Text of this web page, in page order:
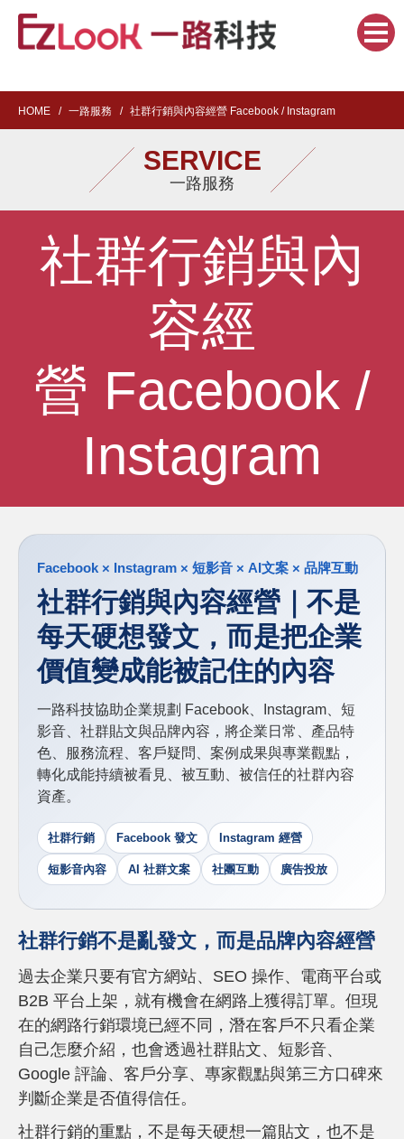
HOME 一路服務 社群行銷與內容經營 Facebook / Instagram
SERVICE
一路服務
社群行銷與內
容經
營 Facebook /
Instagram
Facebook × Instagram × 短影音 × AI文案 × 品牌互動
社群行銷與內容經營｜不是
每天硬想發文，而是把企業
價值變成能被記住的內容
一路科技協助企業規劃 Facebook、Instagram、短
影音、社群貼文與品牌內容，將企業日常、產品特
色、服務流程、客戶疑問、案例成果與專業觀點，
轉化成能持續被看見、被互動、被信任的社群內容
資產。
社群行銷 Facebook 發文 Instagram 經營
短影音內容 AI 社群文案 社團互動 廣告投放
社群行銷不是亂發文，而是品牌內容經營
過去企業只要有官方網站、SEO 操作、電商平台或
B2B 平台上架，就有機會在網路上獲得訂單。但現
在的網路行銷環境已經不同，潛在客戶不只看企業
自己怎麼介紹，也會透過社群貼文、短影音、
Google 評論、客戶分享、專家觀點與第三方口碑來
判斷企業是否值得信任。
社群行銷的重點，不是每天硬想一篇貼文，也不是